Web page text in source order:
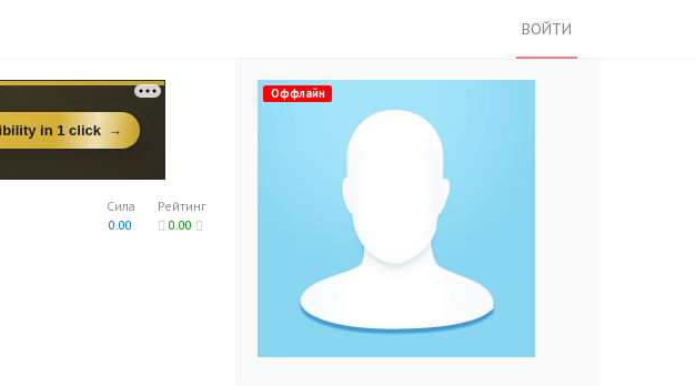
ВОЙТИ
Рейтинг
0.00
Сила
0.00
Оффлайн